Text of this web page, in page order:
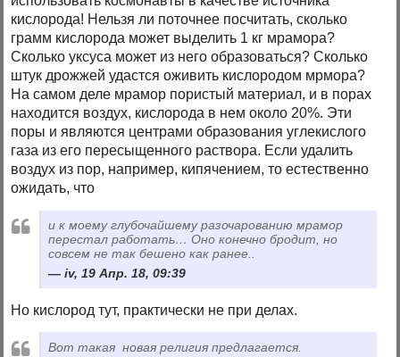
кислорода! Нельзя ли поточнее посчитать, сколько
грамм кислорода может выделить 1 кг мрамора?
Сколько уксуса может из него образоваться? Сколько
штук дрожжей удастся оживить кислородом мрмора?
На самом деле мрамор пористый материал, и в порах
находится воздух, кислорода в нем около 20%. Эти
поры и являются центрами образования углекислого
газа из его пересыщенного раствора. Если удалить
воздух из пор, например, кипячением, то естественно
ожидать, что
и к моему глубочайшему разочарованию мрамор
перестал работать… Оно конечно бродит, но
совсем не так бешено как ранее..
iv, 19 Апр. 18, 09:39
Но кислород тут, практически не при делах.
Вот такая новая религия предлагается.